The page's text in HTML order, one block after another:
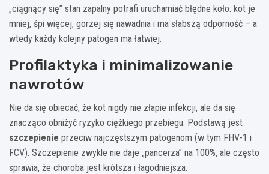
„ciągnący się” stan zapalny potrafi uruchamiać błędne koło: kot je
mniej, śpi więcej, gorzej się nawadnia i ma słabszą odporność – a
wtedy każdy kolejny patogen ma łatwiej.
Profilaktyka i minimalizowanie
nawrotów
Nie da się obiecać, że kot nigdy nie złapie infekcji, ale da się
znacząco obniżyć ryzyko ciężkiego przebiegu. Podstawą jest
szczepienie przeciw najczęstszym patogenom (w tym FHV-1 i
FCV). Szczepienie zwykle nie daje „pancerza” na 100%, ale często
sprawia, że choroba jest krótsza i łagodniejsza.